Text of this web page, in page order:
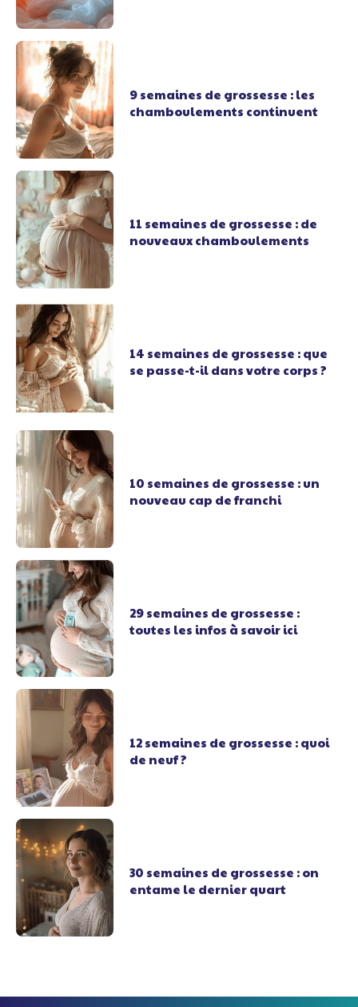
9 semaines de grossesse : les
chamboulements continuent
11 semaines de grossesse : de
nouveaux chamboulements
14 semaines de grossesse : que
se passe-t-il dans votre corps ?
10 semaines de grossesse : un
nouveau cap de franchi
29 semaines de grossesse :
toutes les infos à savoir ici
12 semaines de grossesse : quoi
de neuf ?
30 semaines de grossesse : on
entame le dernier quart